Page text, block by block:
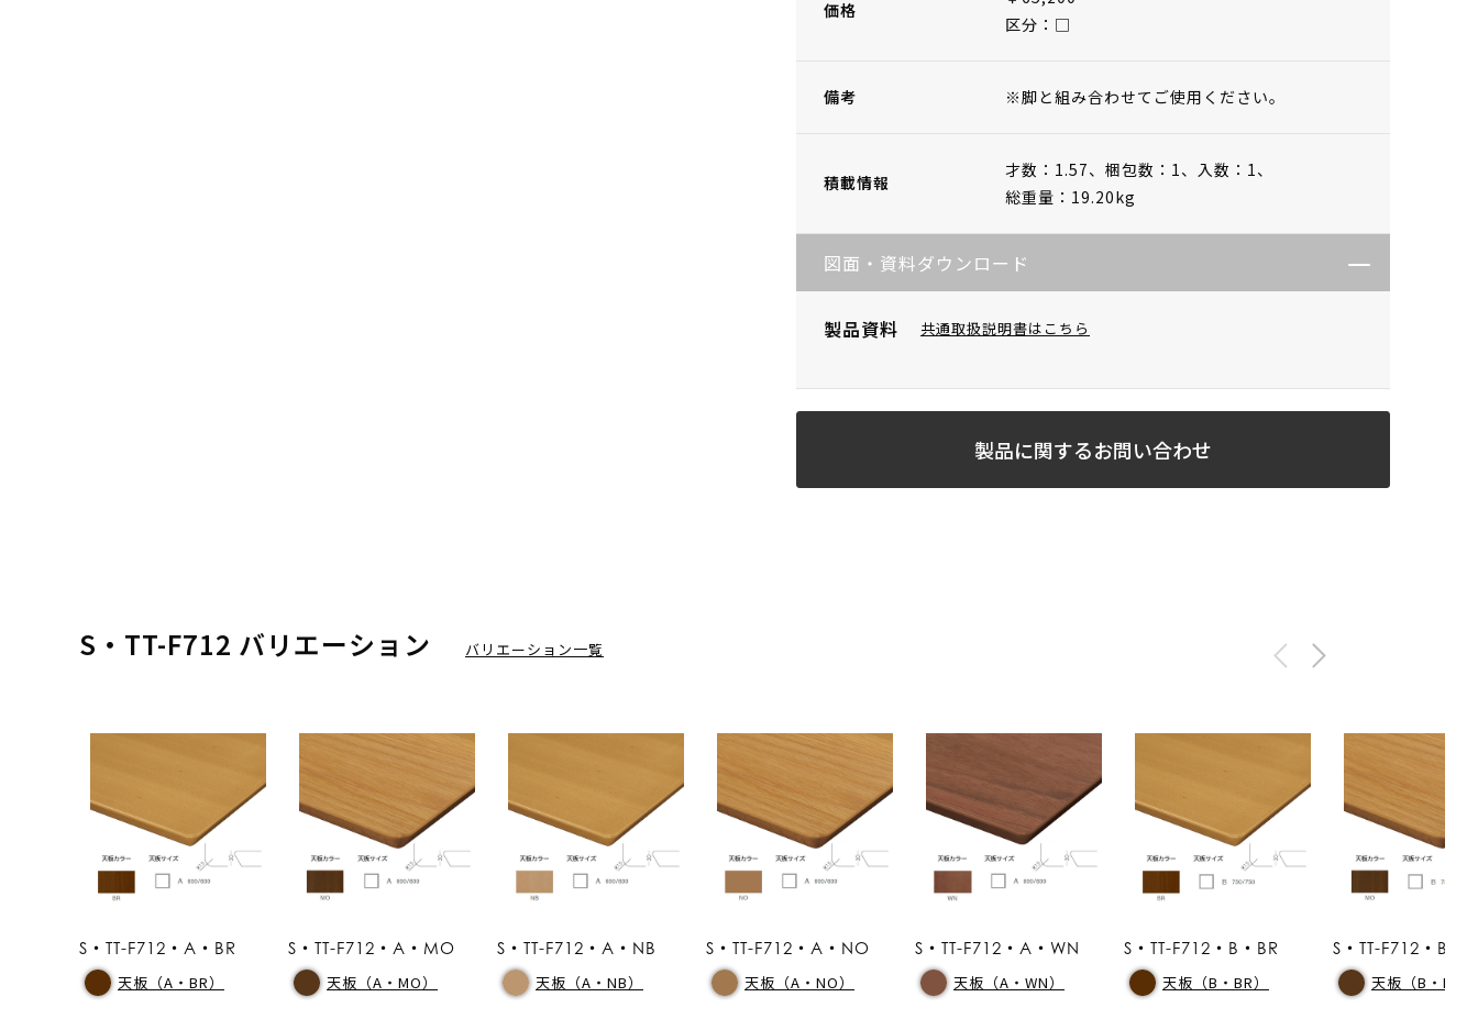
価格
区分：□
備考 ※脚と組み合わせてご使用ください。
積載情報
才数：1.57、 梱包数：1、 入数：1、
総重量：19.20kg
図面・資料ダウンロード
製品資料 共通取扱説明書はこちら
製品に関するお問い合わせ
S・TT-F712 バリエーション バリエーション一覧
S・TT-F712・A・BR
天板（A・BR）
S・TT-F712・A・MO
天板（A・MO）
S・TT-F712・A・NB
天板（A・NB）
S・TT-F712・A・NO
天板（A・NO）
S・TT-F712・A・WN
天板（A・WN）
S・TT-F712・B・BR
天板（B・BR）
S・TT-F712・B・
天板（B・MO